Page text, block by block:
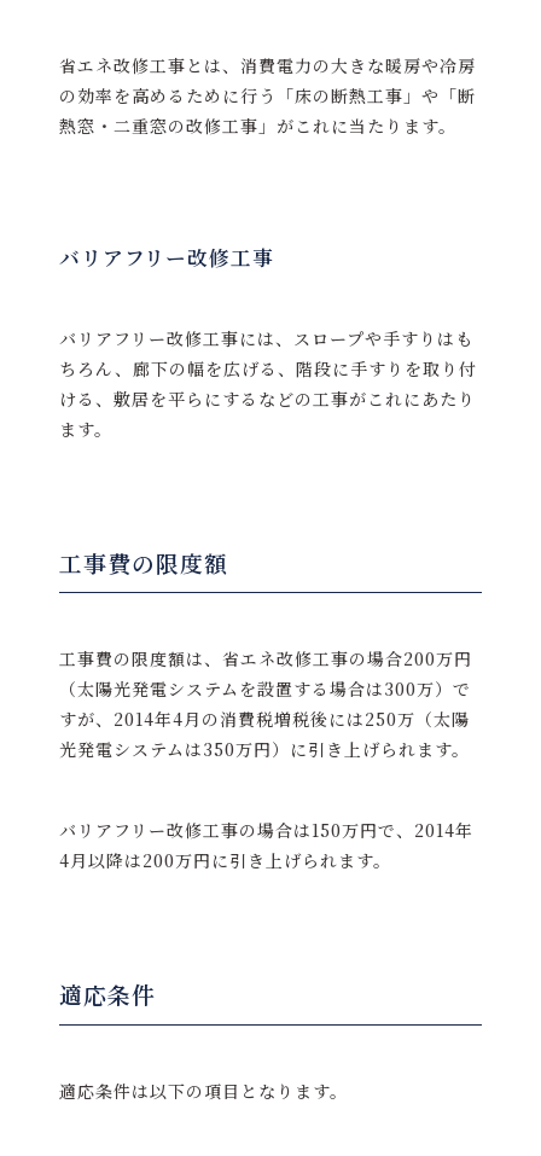
省エネ改修工事とは、消費電力の大きな暖房や冷房
の効率を高めるために行う「床の断熱工事」や「断
熱窓・二重窓の改修工事」がこれに当たります。
バリアフリー改修工事
バリアフリー改修工事には、スロープや手すりはも
ちろん、廊下の幅を広げる、階段に手すりを取り付
ける、敷居を平らにするなどの工事がこれにあたり
ます。
工事費の限度額
工事費の限度額は、省エネ改修工事の場合200万円
（太陽光発電システムを設置する場合は300万）で
すが、2014年4月の消費税増税後には250万（太陽
光発電システムは350万円）に引き上げられます。
バリアフリー改修工事の場合は150万円で、2014年
4月以降は200万円に引き上げられます。
適応条件
適応条件は以下の項目となります。